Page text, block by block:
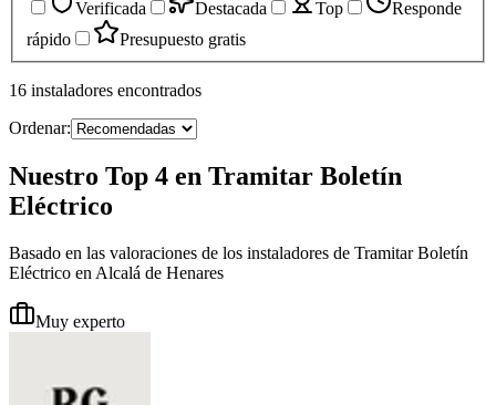
Verificada
Destacada Top
Responde
rápido
Presupuesto gratis
16 instaladores encontrados
Ordenar:
Nuestro Top 4 en Tramitar Boletín
Eléctrico
Basado en las valoraciones de los instaladores de Tramitar Boletín
Eléctrico en Alcalá de Henares
Muy experto